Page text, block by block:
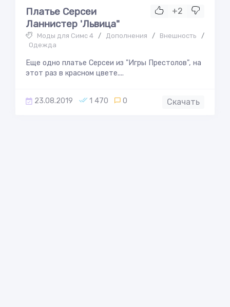
+2
Платье Серсеи
Ланнистер 'Львица"
Моды для Симс 4 / Дополнения / Внешность
/
Одежда
Еще одно платье Серсеи из "Игры Престолов", на
этот раз в красном цвете....
23.08.2019 1 470 0 Скачать